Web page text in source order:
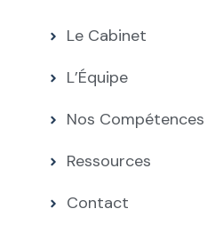
Le Cabinet
L’Équipe
Nos Compétences
Ressources
Contact